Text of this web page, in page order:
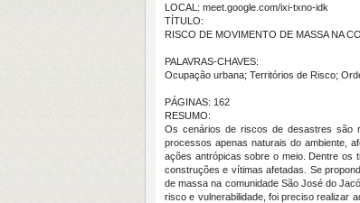
LOCAL: meet.google.com/ixi-txno-idk
TÍTULO:
RISCO DE MOVIMENTO DE MASSA NA
PALAVRAS-CHAVES:
Ocupação urbana; Territórios de Risco;
PÁGINAS: 162
RESUMO:
Os cenários de riscos de desastres são
processos apenas naturais do ambiente,
ações antrópicas sobre o meio. Dentre os
construções e vítimas afetadas. Se
de massa na comunidade São José do
risco e vulnerabilidade, foi preciso realizar